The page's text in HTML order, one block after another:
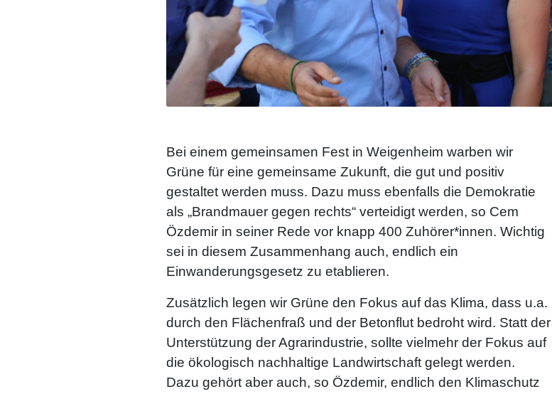
Bei einem gemeinsamen Fest in Weigenheim warben wir
Grüne für eine gemeinsame Zukunft, die gut und positiv
gestaltet werden muss. Dazu muss ebenfalls die Demokratie
als „Brandmauer gegen rechts“ verteidigt werden, so Cem
Özdemir in seiner Rede vor knapp 400 Zuhörer*innen. Wichtig
sei in diesem Zusammenhang auch, endlich ein
Einwanderungsgesetz zu etablieren.
Zusätzlich legen wir Grüne den Fokus auf das Klima, dass u.a.
durch den Flächenfraß und der Betonflut bedroht wird. Statt der
Unterstützung der Agrarindustrie, sollte vielmehr der Fokus auf
die ökologisch nachhaltige Landwirtschaft gelegt werden.
Dazu gehört aber auch, so Özdemir, endlich den Klimaschutz